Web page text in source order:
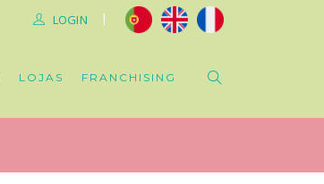
|
LOGIN
LOJAS FRANCHISING